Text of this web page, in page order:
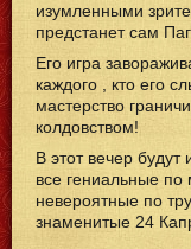
изумленными
предстанет сам
Его игра
каждого , кто его
мастерство
колдовством!
В этот вечер будут
все гениальные по
невероятные по
знаменитые 24